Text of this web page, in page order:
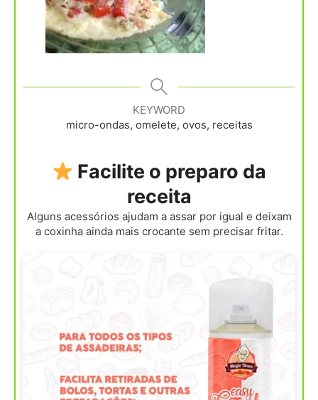
KEYWORD
micro-ondas, omelete, ovos, receitas
Facilite o preparo da
receita
Alguns acessórios ajudam a assar por igual e deixam
a coxinha ainda mais crocante sem precisar fritar.